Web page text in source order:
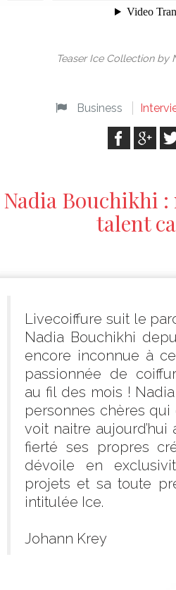
Teaser Ice Collection by
Business
Nadia Bouchikhi :
talent
Livecoiffure suit le
Nadia Bouchikhi
encore inconnue à
passionnée de
au fil des mois !
personnes chères
voit naitre aujourd’hui
fierté ses propres
dévoile en
projets et sa toute
intitulée Ice.
Johann Krey